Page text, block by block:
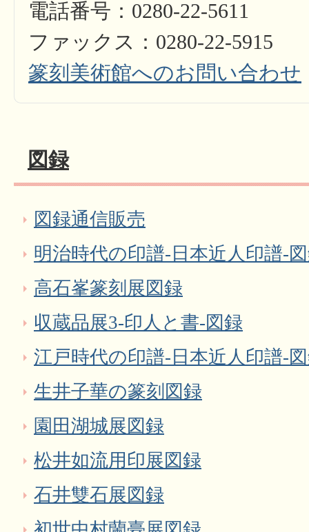
電話番号：0280-22-5611
ファックス：0280-22-5915
篆刻美術館へのお問い合わせ
図録
図録通信販売
明治時代の印譜-日本近人印譜-
高石峯篆刻展図録
収蔵品展3‐印人と書‐図録
江戸時代の印譜-日本近人印譜-
生井子華の篆刻図録
園田湖城展図録
松井如流用印展図録
石井雙石展図録